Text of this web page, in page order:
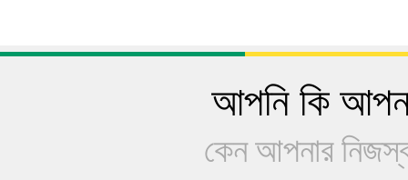
আপনি কি
কেন আপনার নিজস্ব